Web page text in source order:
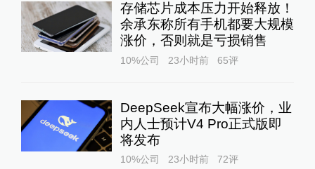
存储芯片成本压力开始释放！
余承东称所有手机都要大规模
涨价，否则就是亏损销售
10%公司 23小时前 65评
DeepSeek宣布大幅涨价，业
内人士预计V4 Pro正式版即
将发布
10%公司 23小时前 72评